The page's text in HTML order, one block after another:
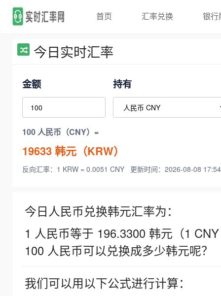
首页 汇率兑换 银行
今日实时汇率
金额 持有
100 人民币（CNY）=
19633韩元（KRW）
反向汇率：1 KRW = 0.0051 CNY 更新时间：2026-08-08
今日人民币兑换韩元汇率为：
1 人民币等于 196.3300 韩元（1
100 人民币可以兑换成多少韩元呢？
我们可以用以下公式进行计算：